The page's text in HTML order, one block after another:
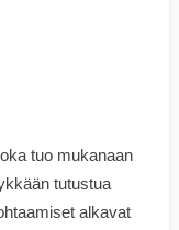
tuo mukanaan
tutustua
alkavat